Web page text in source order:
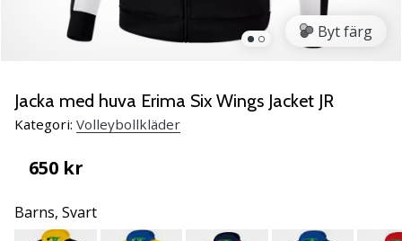
ambassadör
passion
som
Join
as
a
Byt färg
Jacka med huva Erima Six Wings Jacket JR
Kategori: Volleybollkläder
650 kr
Barns, Svart